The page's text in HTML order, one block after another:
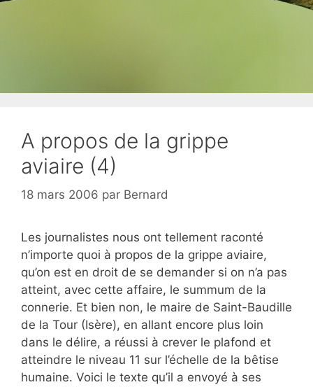
A propos de la grippe
aviaire (4)
18 mars 2006 par Bernard
Les journalistes nous ont tellement raconté
n’importe quoi à propos de la grippe aviaire,
qu’on est en droit de se demander si on n’a pas
atteint, avec cette affaire, le summum de la
connerie. Et bien non, le maire de Saint-Baudille
de la Tour (Isère), en allant encore plus loin
dans le délire, a réussi à crever le plafond et
atteindre le niveau 11 sur l’échelle de la bêtise
humaine. Voici le texte qu’il a envoyé à ses